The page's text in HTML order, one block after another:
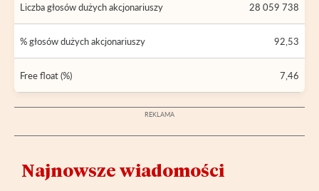
Liczba głosów dużych akcjonariuszy 28 059 738
% głosów dużych akcjonariuszy 92,53
Free float (%) 7,46
Najnowsze wiadomości